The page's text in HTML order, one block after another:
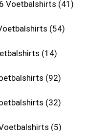
Voetbalshirts 41
54
14
92
32
5